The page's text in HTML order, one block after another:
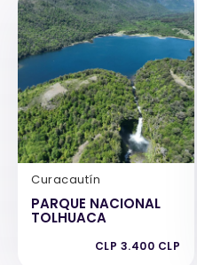
Curacautín
PARQUE NACIONAL
TOLHUACA
CLP 3.400 CLP